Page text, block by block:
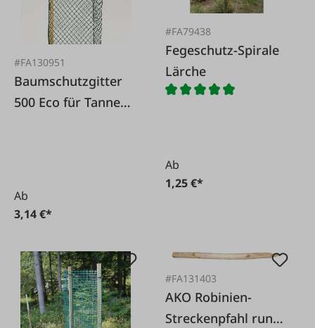
#FA130951
Baumschutzgitter
500 Eco für Tanne
Ab
3,14 €*
#FA79438
Fegeschutz-Spirale
Lärche
Ab
1,25 €*
#FA131403
AKO Robinien-
Streckenpfahl rund